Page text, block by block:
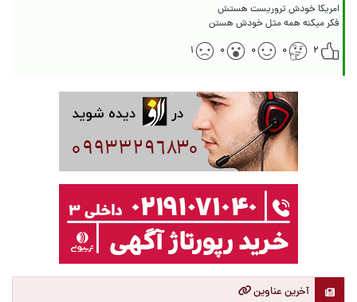
فکر میکنه همه مثل خودش هستن
۲
۰ ۰ ۰ ۱
آخرین عناوین